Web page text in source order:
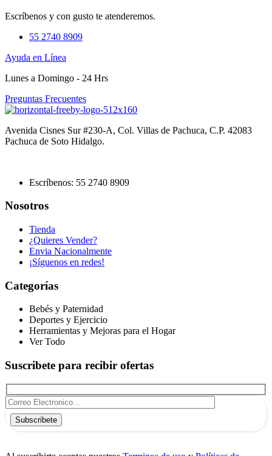
Escríbenos y con gusto te atenderemos.
55 2740 8909
Ayuda en Línea
Lunes a Domingo - 24 Hrs
Preguntas Frecuentes
Avenida Cisnes Sur #230-A, Col. Villas de Pachuca, C.P. 42083
Pachuca de Soto Hidalgo.
Escríbenos: 55 2740 8909
Nosotros
Tienda
¿Quieres Vender?
Envia Nacionalmente
¡Síguenos en redes!
Categorías
Bebés y Paternidad
Deportes y Ejercicio
Herramientas y Mejoras para el Hogar
Ver Todo
Suscribete para recibir ofertas
Subscribete